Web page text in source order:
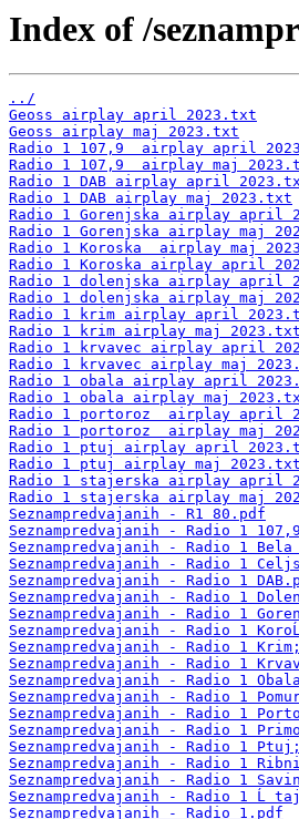
Index of /
../
Geoss airplay april 2023.txt
Geoss airplay maj 2023.txt
Radio 1 107,9  airplay april
Radio 1 107,9  airplay maj
Radio 1 DAB airplay april
Radio 1 DAB airplay maj 2023.txt
Radio 1 Gorenjska airplay april
Radio 1 Gorenjska airplay maj
Radio 1 Koroska  airplay maj
Radio 1 Koroska airplay april
Radio 1 dolenjska airplay april
Radio 1 dolenjska airplay maj
Radio 1 krim airplay april
Radio 1 krim airplay maj 2023.txt
Radio 1 krvavec airplay april
Radio 1 krvavec airplay maj
Radio 1 obala airplay april
Radio 1 obala airplay maj
Radio 1 portoroz  airplay april
Radio 1 portoroz  airplay maj
Radio 1 ptuj airplay april
Radio 1 ptuj airplay maj 2023.txt
Radio 1 stajerska airplay april
Radio 1 stajerska airplay maj
Seznampredvajanih - R1 80.pdf
Seznampredvajanih - Radio 1
Seznampredvajanih - Radio 1
Seznampredvajanih - Radio 1
Seznampredvajanih - Radio 1
Seznampredvajanih - Radio 1
Seznampredvajanih - Radio 1
Seznampredvajanih - Radio 1
Seznampredvajanih - Radio 1
Seznampredvajanih - Radio 1
Seznampredvajanih - Radio 1
Seznampredvajanih - Radio 1
Seznampredvajanih - Radio 1
Seznampredvajanih - Radio 1
Seznampredvajanih - Radio 1 Ptuj;
Seznampredvajanih - Radio 1
Seznampredvajanih - Radio 1
Seznampredvajanih - Radio 1 Ĺ
Seznampredvajanih - Radio 1.pdf